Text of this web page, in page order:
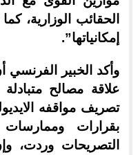
الحقائب الوزارية،
إمكانياتها”.
وأكد الخبير الفرنسي
علاقة مصالح
تصريف مواقفه
بقرارات
التصريحات وردت،